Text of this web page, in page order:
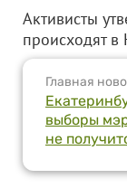
Активисты
происходят в
Главная
выборы
не